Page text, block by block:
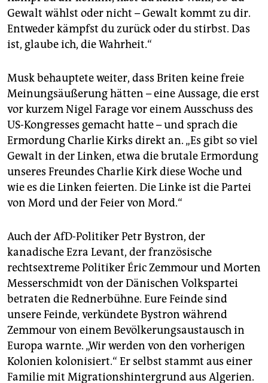
Gewalt wählst oder nicht – Gewalt kommt zu dir.
Entweder kämpfst du zurück oder du stirbst. Das
ist, glaube ich, die Wahrheit.“
Musk behauptete weiter, dass Briten keine freie
Meinungsäußerung hätten – eine Aussage, die erst
vor kurzem Nigel Farage vor einem Ausschuss des
US-Kongresses gemacht hatte – und sprach die
Ermordung Charlie Kirks direkt an. „Es gibt so viel
Gewalt in der Linken, etwa die brutale Ermordung
unseres Freundes Charlie Kirk diese Woche und
wie es die Linken feierten. Die Linke ist die Partei
von Mord und der Feier von Mord.“
Auch der AfD-Politiker Petr Bystron, der
kanadische Ezra Levant, der französische
rechtsextreme Politiker Éric Zemmour und Morten
Messerschmidt von der Dänischen Volkspartei
betraten die Rednerbühne. Eure Feinde sind
unsere Feinde, verkündete Bystron während
Zemmour von einem Bevölkerungsaustausch in
Europa warnte. „Wir werden von den vorherigen
Kolonien kolonisiert.“ Er selbst stammt aus einer
Familie mit Migrationshintergrund aus Algerien.